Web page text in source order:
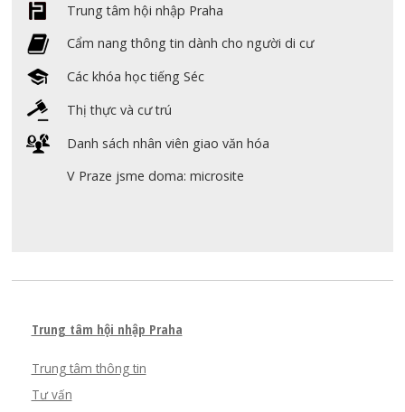
Trung tâm hội nhập Praha
Cẩm nang thông tin dành cho người di cư
Các khóa học tiếng Séc
Thị thực và cư trú
Danh sách nhân viên giao văn hóa
V Praze jsme doma: microsite
Trung tâm hội nhập Praha
Trung tâm thông tin
Tư vấn